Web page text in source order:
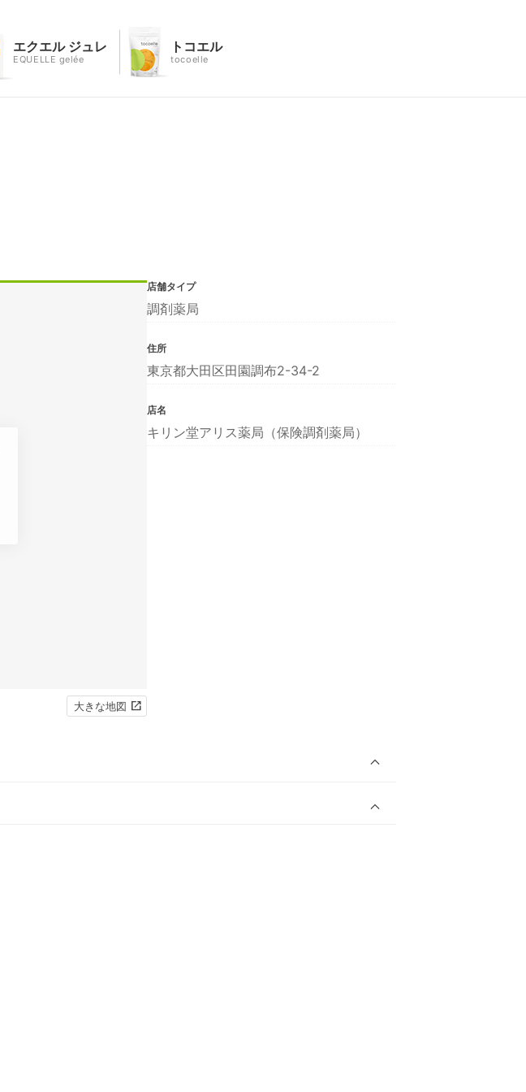
エクエル ジュレ
EQUELLE gelée
トコエル
tocoelle
大きな地図
店舗タイプ
調剤薬局
住所
東京都大田区田園調布2-34-2
店名
キリン堂アリス薬局（保険調剤薬局）